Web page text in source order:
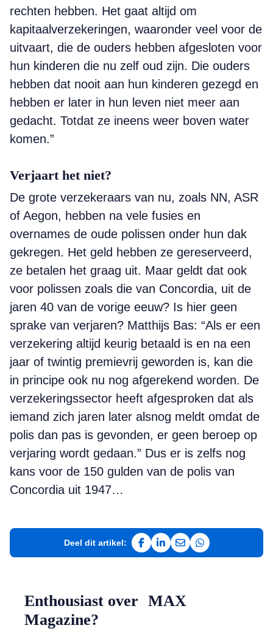
rechten hebben. Het gaat altijd om
kapitaalverzekeringen, waaronder veel voor de
uitvaart, die de ouders hebben afgesloten voor
hun kinderen die nu zelf oud zijn. Die ouders
hebben dat nooit aan hun kinderen gezegd en
hebben er later in hun leven niet meer aan
gedacht. Totdat ze ineens weer boven water
komen.”
Verjaart het niet?
De grote verzekeraars van nu, zoals NN, ASR
of Aegon, hebben na vele fusies en
overnames de oude polissen onder hun dak
gekregen. Het geld hebben ze gereserveerd,
ze betalen het graag uit. Maar geldt dat ook
voor polissen zoals die van Concordia, uit de
jaren 40 van de vorige eeuw? Is hier geen
sprake van verjaren? Matthijs Bas: “Als er een
verzekering altijd keurig betaald is en na een
jaar of twintig premievrij geworden is, kan die
in principe ook nu nog afgerekend worden. De
verzekeringssector heeft afgesproken dat als
iemand zich jaren later alsnog meldt omdat de
polis dan pas is gevonden, er geen beroep op
verjaring wordt gedaan.” Dus er is zelfs nog
kans voor de 150 gulden van de polis van
Concordia uit 1947…
Deel dit artikel:
Deel op Facebook
Deel op LinkedIn
Deel via e-mail
Deel via
Enthousiast over MAX
Magazine?